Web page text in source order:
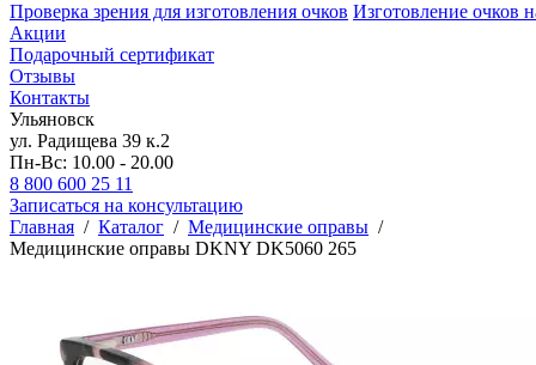
Проверка зрения для изготовления очков Изготовление очков
Акции
Подарочный сертификат
Отзывы
Контакты
Ульяновск
ул. Радищева 39 к.2
Пн-Вс: 10.00 - 20.00
8 800 600 25 11
Записаться на консультацию
Главная / Каталог / Медицинские оправы /
Медицинские оправы DKNY DK5060 265